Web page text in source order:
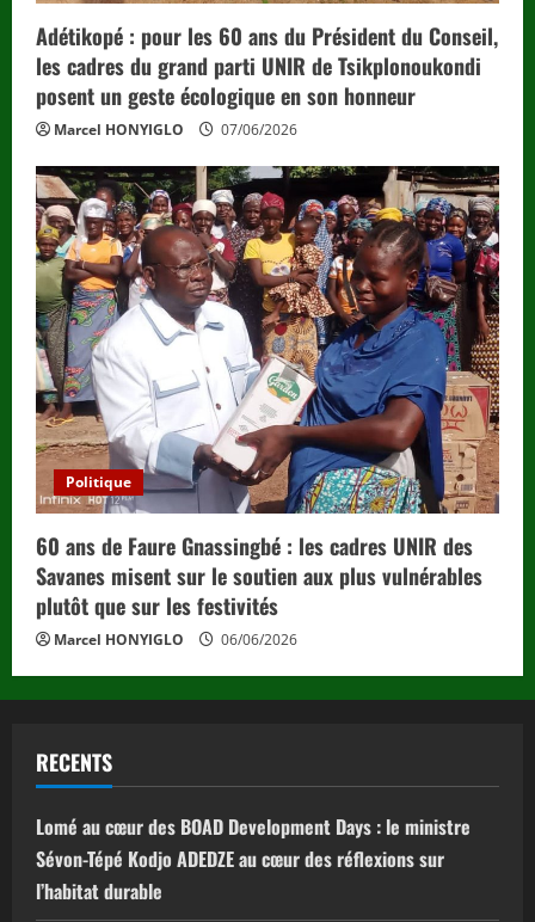
Adétikopé : pour les 60 ans du Président du Conseil,
les cadres du grand parti UNIR de Tsikplonoukondi
posent un geste écologique en son honneur
Marcel HONYIGLO 07/06/2026
Politique
60 ans de Faure Gnassingbé : les cadres UNIR des
Savanes misent sur le soutien aux plus vulnérables
plutôt que sur les festivités
Marcel HONYIGLO 06/06/2026
RECENTS
Lomé au cœur des BOAD Development Days : le ministre
Sévon-Tépé Kodjo ADEDZE au cœur des réflexions sur
l’habitat durable